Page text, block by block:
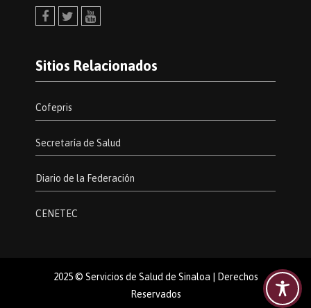
Sitios Relacionados
Cofepris
Secretaría de Salud
Diario de la Federación
CENETEC
2025 © Servicios de Salud de Sinaloa | Derechos
Reservados